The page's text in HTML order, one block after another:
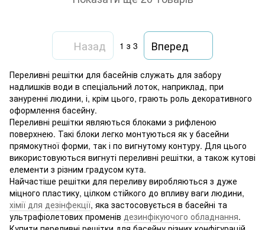
Назад 1 з 3 Вперед
Переливні решітки для басейнів служать для забору
надлишків води в спеціальний лоток, наприклад, при
зануренні людини, і, крім цього, грають роль декоративного
оформлення басейну.
Переливні решітки являються блоками з рифленою
поверхнею. Такі блоки легко монтуються як у басейни
прямокутної форми, так і по вигнутому контуру. Для цього
використовуються вигнуті переливні решітки, а також кутові
елементи з різним градусом кута.
Найчастіше решітки для переливу виробляються з дуже
міцного пластику, цілком стійкого до впливу ваги людини,
хімії для дезінфекції, яка застосовується в басейні та
ультрафіолетових променів дезинфікуючого обладнання.